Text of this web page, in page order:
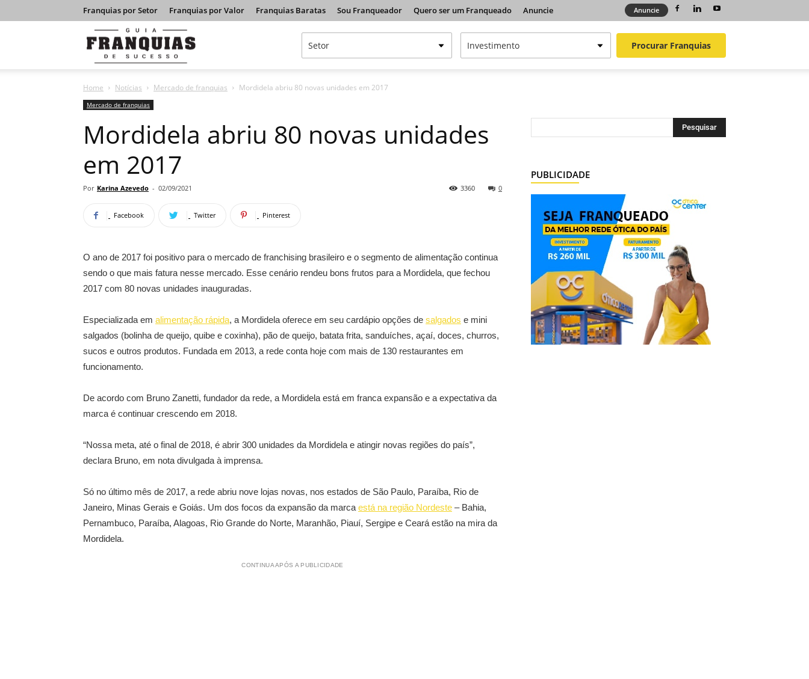
Franquias por Setor Franquias por Valor Franquias Baratas Sou Franqueador Quero ser um Franqueado Anuncie Anuncie
Franquias
Procurar Franquias
Home Notícias Mercado de franquias Mordidela abriu 80 novas unidades em 2017
Mercado de franquias
Mordidela abriu 80 novas unidades
em 2017
Por Karina Azevedo - 02/09/2021 0
3360
Facebook Twitter Pinterest
O ano de 2017 foi positivo para o mercado de franchising brasileiro e o segmento de alimentação continua
sendo o que mais fatura nesse mercado. Esse cenário rendeu bons frutos para a Mordidela, que fechou
2017 com 80 novas unidades inauguradas.
Especializada em alimentação rápida, a Mordidela oferece em seu cardápio opções de salgados e mini
salgados (bolinha de queijo, quibe e coxinha), pão de queijo, batata frita, sanduíches, açaí, doces, churros,
sucos e outros produtos. Fundada em 2013, a rede conta hoje com mais de 130 restaurantes em
funcionamento.
De acordo com Bruno Zanetti, fundador da rede, a Mordidela está em franca expansão e a expectativa da
marca é continuar crescendo em 2018.
“Nossa meta, até o final de 2018, é abrir 300 unidades da Mordidela e atingir novas regiões do país”,
declara Bruno, em nota divulgada à imprensa.
Só no último mês de 2017, a rede abriu nove lojas novas, nos estados de São Paulo, Paraíba, Rio de
Janeiro, Minas Gerais e Goiás. Um dos focos da expansão da marca está na região Nordeste – Bahia,
Pernambuco, Paraíba, Alagoas, Rio Grande do Norte, Maranhão, Piauí, Sergipe e Ceará estão na mira da
Mordidela.
CONTINUA APÓS A PUBLICIDADE
PUBLICIDADE